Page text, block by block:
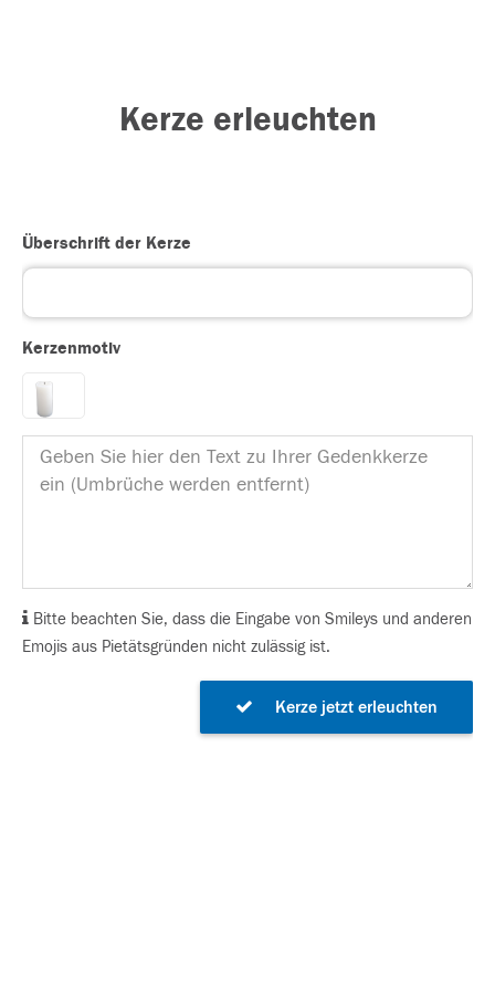
Kerze erleuchten
Überschrift der Kerze
Kerzenmotiv
Bitte beachten Sie, dass die Eingabe von Smileys und anderen
Emojis aus Pietätsgründen nicht zulässig ist.
Kerze jetzt erleuchten